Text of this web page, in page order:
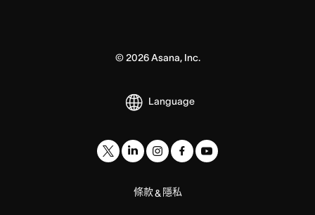
© 2026Asana, Inc.
Language
條款& 隱私